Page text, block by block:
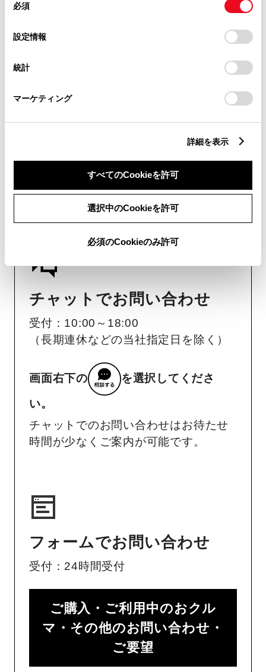
デバイスにすべてのCookie(クッキー)が保存されることに同
意したことになります。Cookie(クッキー)のオプトアウト、
設定の変更、同意を撤回したりするにあたっては、当社の
「Cookie（クッキー）情報の取り扱いについて
」をご覧くだ
必須
設定情報
統計
マーケティング
詳細を表示
すべてのCookieを許可
選択中のCookieを許可
必須のCookieのみ許可
トヨタ販売店へのお問い合わせ
は、自動車検査証（車検証）をご
用意いただくとスムーズな対応
リコール等情報はこちら
チャットでお問い合わせ
受付：10:00～18:00
（長期連休などの当社指定日を除く）
画面右下の を選択してくださ
い。
チャットでのお問い合わせはお待たせ
時間が少なくご案内が可能です。
フォームでお問い合わせ
受付：24時間受付
ご購入・ご利用中のおクル
マ・その他のお問い合わせ・
ご要望​